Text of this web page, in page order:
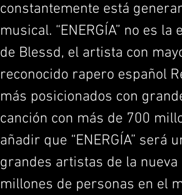
constantemente está
musical. “ENERGÍA” no es
de Blessd, el artista con
reconocido rapero español
más posicionados con
canción con más de 700
añadir que “ENERGÍA” será
grandes artistas de la
millones de personas en el